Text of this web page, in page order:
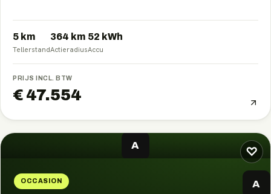
5 km
Tellerstand
364 km
Actieradius
52 kWh
Accu
PRIJS INCL. BTW
€ 47.554
♡
A
OCCASION A